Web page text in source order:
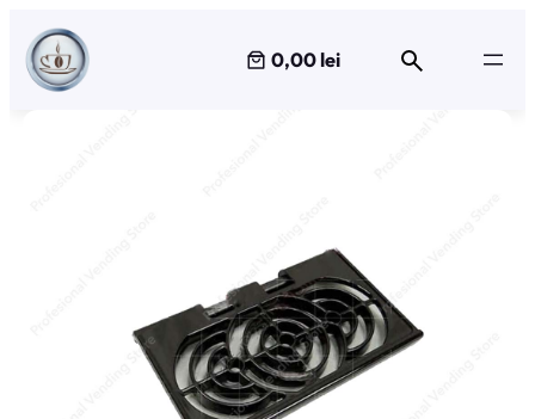
Sari
conținut
0,00 lei